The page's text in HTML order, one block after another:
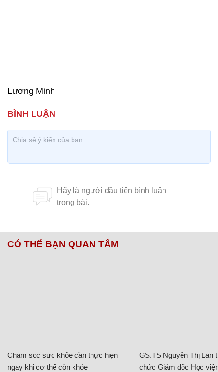
Lương Minh
CÓ THỂ BẠN QUAN TÂM
Chăm sóc sức khỏe cần thực hiện
ngay khi cơ thể còn khỏe
GS.TS Nguyễn Thị Lan
chức Giám đốc Học